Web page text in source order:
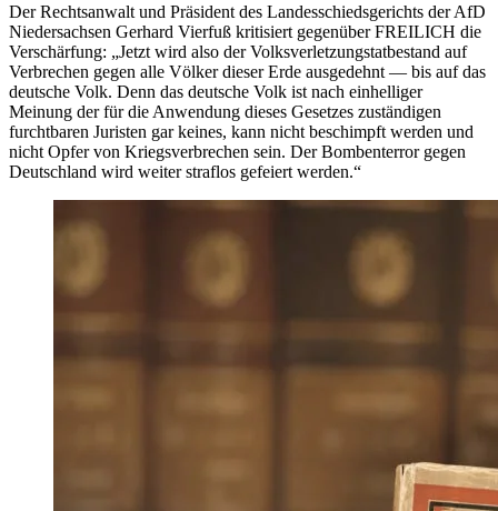
Der Rechtsanwalt und Präsident des Landesschiedsgerichts der AfD
Niedersachsen Gerhard Vierfuß kritisiert gegenüber FREILICH die
Verschärfung: „Jetzt wird also der Volksverletzungstatbestand auf
Verbrechen gegen alle Völker dieser Erde ausgedehnt — bis auf das
deutsche Volk. Denn das deutsche Volk ist nach einhelliger
Meinung der für die Anwendung dieses Gesetzes zuständigen
furchtbaren Juristen gar keines, kann nicht beschimpft werden und
nicht Opfer von Kriegsverbrechen sein. Der Bombenterror gegen
Deutschland wird weiter straflos gefeiert werden.“